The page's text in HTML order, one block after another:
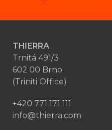
THIERRA
Trnitá 491/3
602 00 Brno
(Triniti Office)
+420 771 171 111
info@thierra.com